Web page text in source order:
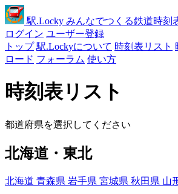
駅.Locky みんなでつくる鉄道時刻
ログイン ユーザー登録
トップ 駅.Lockyについて 時刻表リスト
ロード フォーラム 使い方
時刻表リスト
都道府県を選択してください
北海道・東北
北海道 青森県 岩手県 宮城県 秋田県 山